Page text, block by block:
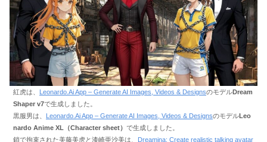
紅虎は、 Leonardo.Ai App – Generate AI Images, Videos & DesignsのモデルDream
Shaper v7で生成しました。
黒服男は、
Leonardo.Ai App – Generate AI Images, Videos & DesignsのモデルLeo
nardo Anime XL（Character sheet） で生成しました。
鎖で拘束された美藤美虎と漆崎亜沙美は、
Dreamina: Create realistic talking avatar